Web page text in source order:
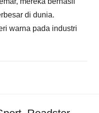
di dunia.
warna pada industri